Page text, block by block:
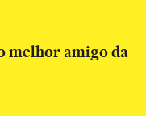
melhor amigo da